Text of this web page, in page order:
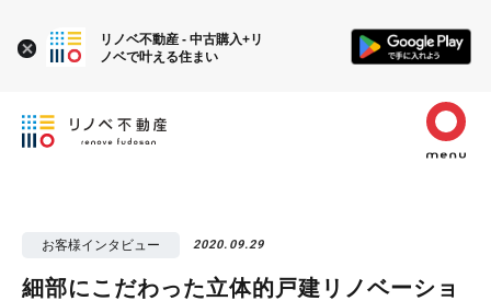
お客様インタビュー 2020.09.29
細部にこだわった立体的戸建リノベーショ
リノベ不動産 - 中古購入+リ
ノベで叶える住まい